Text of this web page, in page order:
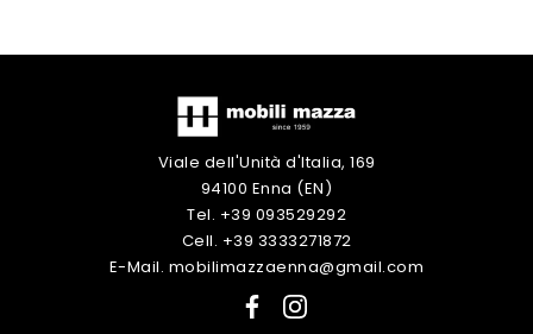
Viale dell'Unità d'Italia, 169
94100 Enna (EN)
Tel. +39 093529292
Cell. +39 3333271872
E-Mail. mobilimazzaenna@gmail.com